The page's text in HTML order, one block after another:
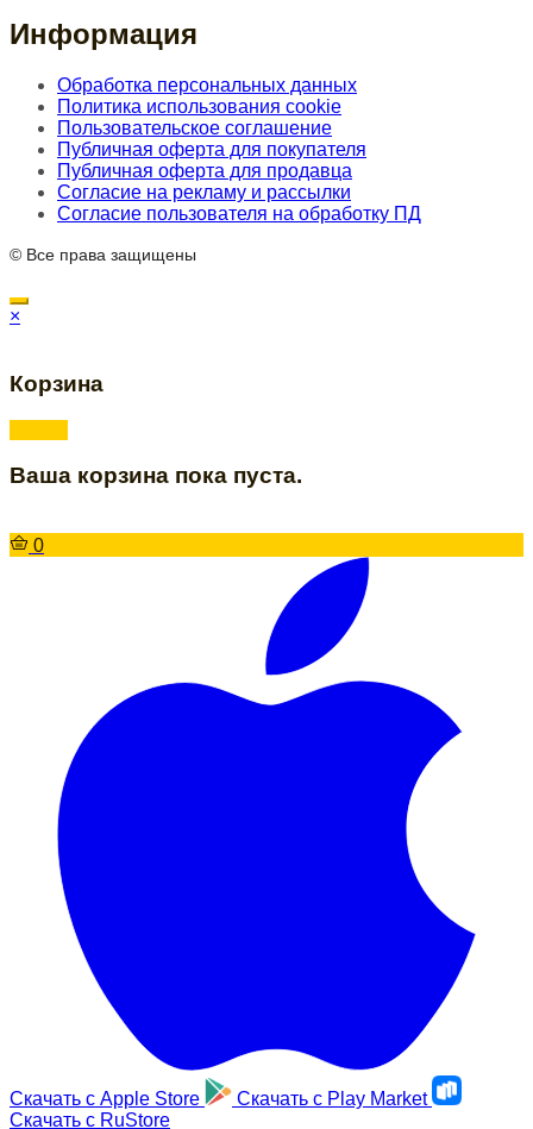
Информация
Обработка персональных данных
Политика использования cookie
Пользовательское соглашение
Публичная оферта для покупателя
Публичная оферта для продавца
Согласие на рекламу и рассылки
Согласие пользователя на обработку ПД
© Все права защищены
×
Корзина
Ваша корзина пока пуста.
0
Скачать с Apple Store Скачать с Play Market
Скачать с RuStore